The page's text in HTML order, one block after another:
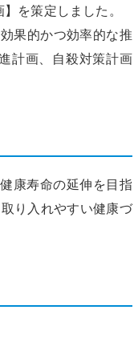
を策定しました。
果的かつ効率的な推
計画、自殺対策計画
康寿命の延伸を目指
り入れやすい健康づ